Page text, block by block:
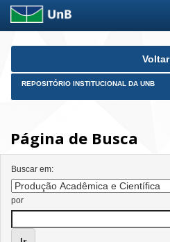
Skip
Voltar
REPOSITÓRIO INSTITUCIONAL DA UNB
Página de Busca
Buscar em:
por